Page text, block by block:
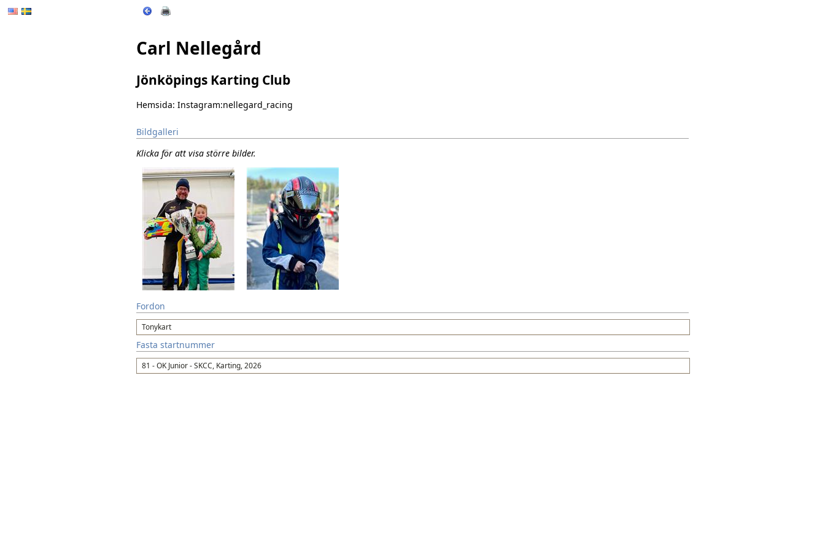
Carl Nellegård
Jönköpings Karting Club
Hemsida: Instagram:nellegard_racing
Bildgalleri
Klicka för att visa större bilder.
Fordon
Tonykart
Fasta startnummer
81 - OK Junior - SKCC, Karting, 2026